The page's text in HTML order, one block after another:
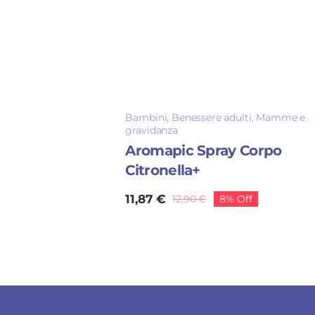
Bambini, Benessere adulti, Mamme e
gravidanza
Aromapic Spray Corpo
Citronella+
12,90€Il
11,87€
Il
8% Off